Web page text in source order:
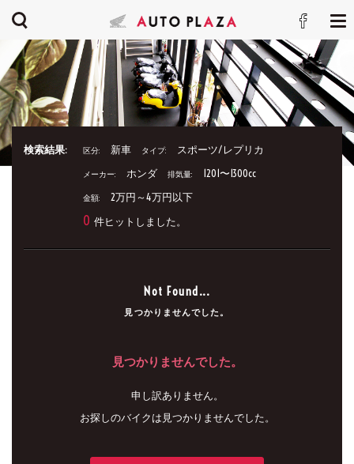
検索結果: 区分: 新車 タイプ: スポーツ/レプリカ
メーカー: ホンダ 排気量: 1201〜1300cc
金額: 2万円～4万円以下
0 件ヒットしました。
Not Found...
見つかりませんでした。
見つかりませんでした。
申し訳ありません。
お探しのバイクは見つかりませんでした。